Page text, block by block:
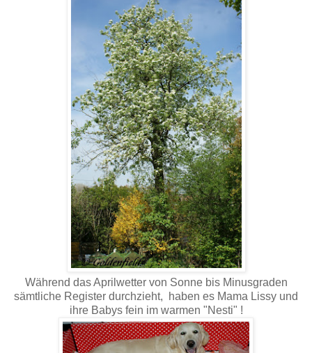
Während das Aprilwetter von Sonne bis Minusgraden
sämtliche Register durchzieht, haben es Mama Lissy und
ihre Babys fein im warmen "Nesti" !